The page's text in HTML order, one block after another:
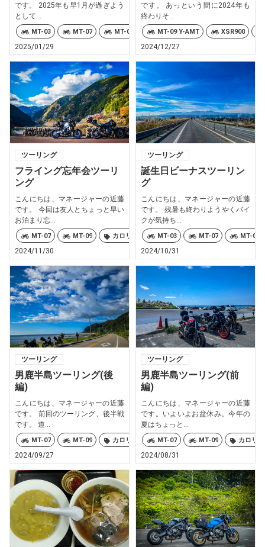
です。 2025年も早1月が過ぎよう
として...
MT-03 MT-07 MT-09 YZF-R7 カロリーズ
2025/01/29
です。 あっという間に2024年も
終わりそ...
MT-09 Y-AMT XSR900
2024/12/27
ツーリング
フライング忘年会ツーリ
ング
こんにちは、マネージャーの近藤
です。 今回は友人とちょっと早い
お泊まり忘...
MT-07 MT-09 カロリーズ
2024/11/30
ツーリング
誕生日ビーナスツーリン
グ
こんにちは、マネージャーの近藤
です。 残暑も終わりようやくバイ
クが気持ち...
MT-03 MT-07 MT-09
2024/10/31
ツーリング
男鹿半島ツーリング(後
編)
こんにちは、マネージャーの近藤
です。 前回のツーリング、後半戦
です。 道...
MT-07 MT-09 カロリーズ
2024/09/27
ツーリング
男鹿半島ツーリング(前
編)
こんにちは、マネージャーの近藤
です。いよいよお盆休み。今年の
夏はちょっと...
MT-07 MT-09 カロリ
2024/08/31